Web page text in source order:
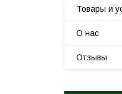
Товары и
О нас
Отзывы